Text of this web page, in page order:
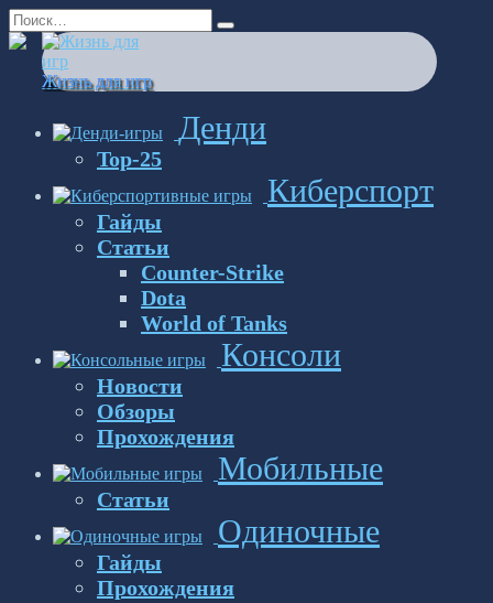
Перейти
к
содержанию
Search
for:
Жизнь для игр
Денди
Top-25
Киберспорт
Гайды
Статьи
Counter-Strike
Dota
World of Tanks
Консоли
Новости
Обзоры
Прохождения
Мобильные
Статьи
Одиночные
Гайды
Прохождения